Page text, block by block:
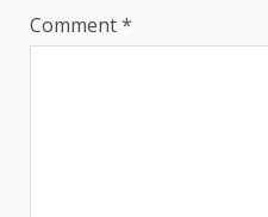
Comment*